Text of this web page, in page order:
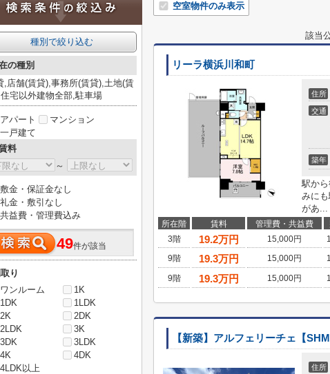
空室物件のみ表示
該当
リーラ横浜川和町
住所
交通
築年
駅か
みに
があ...
所在階 賃料 管理費・共益費
3階
19.2万円 15,000円
9階
19.3万円 15,000円
9階
19.3万円 15,000円
【新築】アルフェリーチェ【SHM
住所
種別で絞り込む
の種別
,店舗(賃貸),事務所(賃貸),土地(賃
宅以外建物全部,駐車場
アパート
マンション
一戸建て
料
～
敷金・保証金なし
礼金・敷引なし
共益費・管理費込み
49件が該当
り
ワンルーム
1K
1DK
1LDK
2K
2DK
2LDK
3K
3DK
3LDK
4K
4DK
4LDK以上